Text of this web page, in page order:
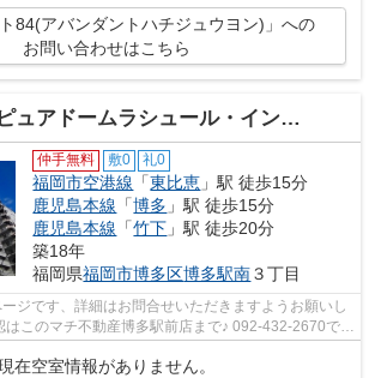
ト84(アバンダントハチジュウヨン)」への
お問い合わせはこちら
ピュアドームラシュール・イン博多
仲手無料 敷0 礼0
福岡市空港線 「東比恵 」駅 徒歩15分
鹿児島本線 「博多 」駅 徒歩15分
鹿児島本線 「竹下 」駅 徒歩20分
築18年
福岡県福岡市博多区博多駅南３丁目
ジです、詳細はお問合せいただきますようお願いし
このマチ不動産博多駅前店まで♪ 092-432-2670で
在空室情報がありません。